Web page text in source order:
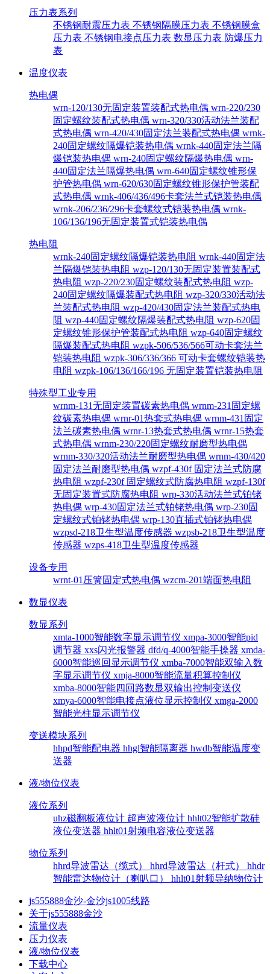
压力表系列
不锈钢耐震压力表 不锈钢隔膜压力表 不锈钢膜盒
压力表 不锈钢电接点压力表 数显压力表 防爆压力
表
温度仪表
热电偶
wrn-120/130无固定装置装配式热电偶 wrn-220/230
固定螺纹装配式热电偶 wrn-320/330活动法兰装配
式热电偶 wrn-420/430固定法兰装配式热电偶 wrnk-
240固定螺纹隔爆铠装热电偶 wrnk-440固定法兰隔
爆铠装热电偶 wrn-240固定螺纹隔爆热电偶 wrn-
440固定法兰隔爆热电偶 wrn-640固定螺纹锥形保
护管热电偶 wrn-620/630固定螺纹锥形保护管装配
式热电偶 wrnk-406/436/496卡套法兰式铠装热电偶
wrnk-206/236/296卡套螺纹式铠装热电偶 wrnk-
106/136/196无固定装置式铠装热电偶
热电阻
wrnk-240固定螺纹隔爆铠装热电阻 wrnk-440固定法
兰隔爆铠装热电阻 wzp-120/130无固定装置装配式
热电阻 wzp-220/230固定螺纹装配式热电阻 wzp-
240固定螺纹隔爆装配式热电阻 wzp-320/330活动法
兰装配式热电阻 wzp-420/430固定法兰装配式热电
阻 wzp-440固定螺纹隔爆装配式热电阻 wzp-620固
定螺纹锥形保护管装配式热电阻 wzp-640固定螺纹
隔爆装配式热电阻 wzpk-506/536/566可动卡套法兰
铠装热电阻 wzpk-306/336/366 可动卡套螺纹铠装热
电阻 wzpk-106/136/166/196 无固定装置铠装热电阻
特殊型工业专用
wrnm-131无固定装置碳素热电偶 wrnm-231固定螺
纹碳素热电偶 wrnr-01热套式热电偶 wrnm-431固定
法兰碳素热电偶 wrnr-13热套式热电偶 wrnr-15热套
式热电偶 wrnm-230/220固定螺纹耐磨型热电偶
wrnm-330/320活动法兰耐磨型热电偶 wrnm-430/420
固定法兰耐磨型热电偶 wzpf-430f 固定法兰式防腐
热电阻 wzpf-230f 固定螺纹式防腐热电阻 wzpf-130f
无固定装置式防腐热电阻 wrp-330活动法兰式铂铑
热电偶 wrp-430固定法兰式铂铑热电偶 wrp-230固
定螺纹式铂铑热电偶 wrp-130直插式铂铑热电偶
wzpsd-218卫生型温度传感器 wzpsb-218卫生型温度
传感器 wzps-418卫生型温度传感器
设备专用
wrnt-01压簧固定式热电偶 wzcm-201端面热电阻
数显仪表
数显系列
xmta-1000智能数字显示调节仪 xmpa-3000智能pid
调节器 xxs闪光报警器 dfd/q-4000智能手操器 xmda-
6000智能巡回显示调节仪 xmba-7000智能双输入数
字显示调节仪 xmja-8000智能流量积算控制仪
xmba-8000智能四回路数显双输出控制变送仪
xmya-6000智能电接点液位显示控制仪 xmga-2000
智能光柱显示调节仪
变送模块系列
hhpd智能配电器 hhgl智能隔离器 hwdb智能温度变
送器
液/物位仪表
液位系列
uhz磁翻板液位计 超声波液位计 hhlt02智能扩散硅
液位变送器 hhlt01射频电容液位变送器
物位系列
hhrd导波雷达（缆式） hhrd导波雷达（杆式） hhdr
智能雷达物位计（喇叭口） hhlt01射频导纳物位计
js555888金沙-金沙js1005线路
关于js555888金沙
流量仪表
压力仪表
液/物位仪表
下载中心